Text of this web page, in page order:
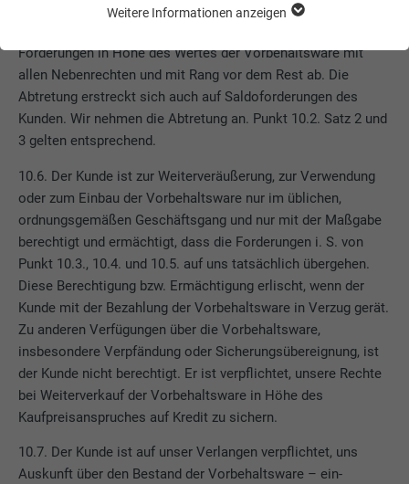
der Kunde schon jetzt die aus der Veräußerung des
Forderungen in Höhe des Wertes der Vorbehaltsware mit
allen Nebenrechten und mit Rang vor dem Rest ab. Die
Abtretung erstreckt sich auch auf Saldoforderungen des
Kunden. Wir nehmen die Abtretung an. Punkt 10.2. Satz 2 und
3 gelten entsprechend.
10.6. Der Kunde ist zur Weiterveräußerung, zur Verwendung
oder zum Einbau der Vorbehaltsware nur im üblichen,
ordnungsgemäßen Geschäftsgang und nur mit der Maßgabe
berechtigt und ermächtigt, dass die Forderungen i. S. von
Punkt 10.3., 10.4. und 10.5. auf uns tatsächlich übergehen.
Diese Berechtigung bzw. Ermächtigung erlischt, wenn der
Kunde mit der Bezahlung der Vorbehaltsware in Verzug gerät.
Zu anderen Verfügungen über die Vorbehaltsware,
insbesondere Verpfändung oder Sicherungsübereignung, ist
der Kunde nicht berechtigt. Er ist verpflichtet, unsere Rechte
bei Weiterverkauf der Vorbehaltsware in Höhe des
Kaufpreisanspruches auf Kredit zu sichern.
10.7. Der Kunde ist auf unser Verlangen verpflichtet, uns
Auskunft über den Bestand der Vorbehaltsware – ein-
Funktionen der Website benötigt. Dadurch ist gewährleistet,
dass die Website einwandfrei funktioniert.
Name PHPSESSID
Laufzeit Sitzung
Zweck
Dieses Cookie speichert Ihre aktuelle
Sitzung mit Bezug auf PHP-Anwendungen
und gewährleistet so, dass alle Funktionen
der Seite, die auf der PHP-
Programmiersprache basieren, vollständig
angezeigt werden können.
Name cookie_optin
Anbieter Sgalinski
Cookie-Informationen anzeigen
Die "Statistiken (inkl. US-Dienste)"-Cookies helfen uns zu
verstehen, wie die Website genutzt wird. Informationen werden
gesammelt, um die Nutzererfahrung der Website zu
verbessern.
Google Universal Analytics
Laufzeit 2 Jahre
Zweck
Registriert eine eindeutige ID, die verwendet
wird, um statistische Daten dazu, wieder
MARKETING & EXTERNE MEDIEN (INKL. US-DIENSTE)
"Marketing & externe Medien (inkl. US-Dienste)"-Cookies
werden von Werbetreibenden (Drittanbietern) verwendet, um
personalisierte Werbung anzuzeigen. Sie tun dies, indem sie
Besucher über Websites hinweg beobachten. Wenn diese
Cookies akzeptiert werden, bedarf der Zugriff auf Inhalte von
manuellen Einwilligung mehr.
Weitere Informationen anzeigen